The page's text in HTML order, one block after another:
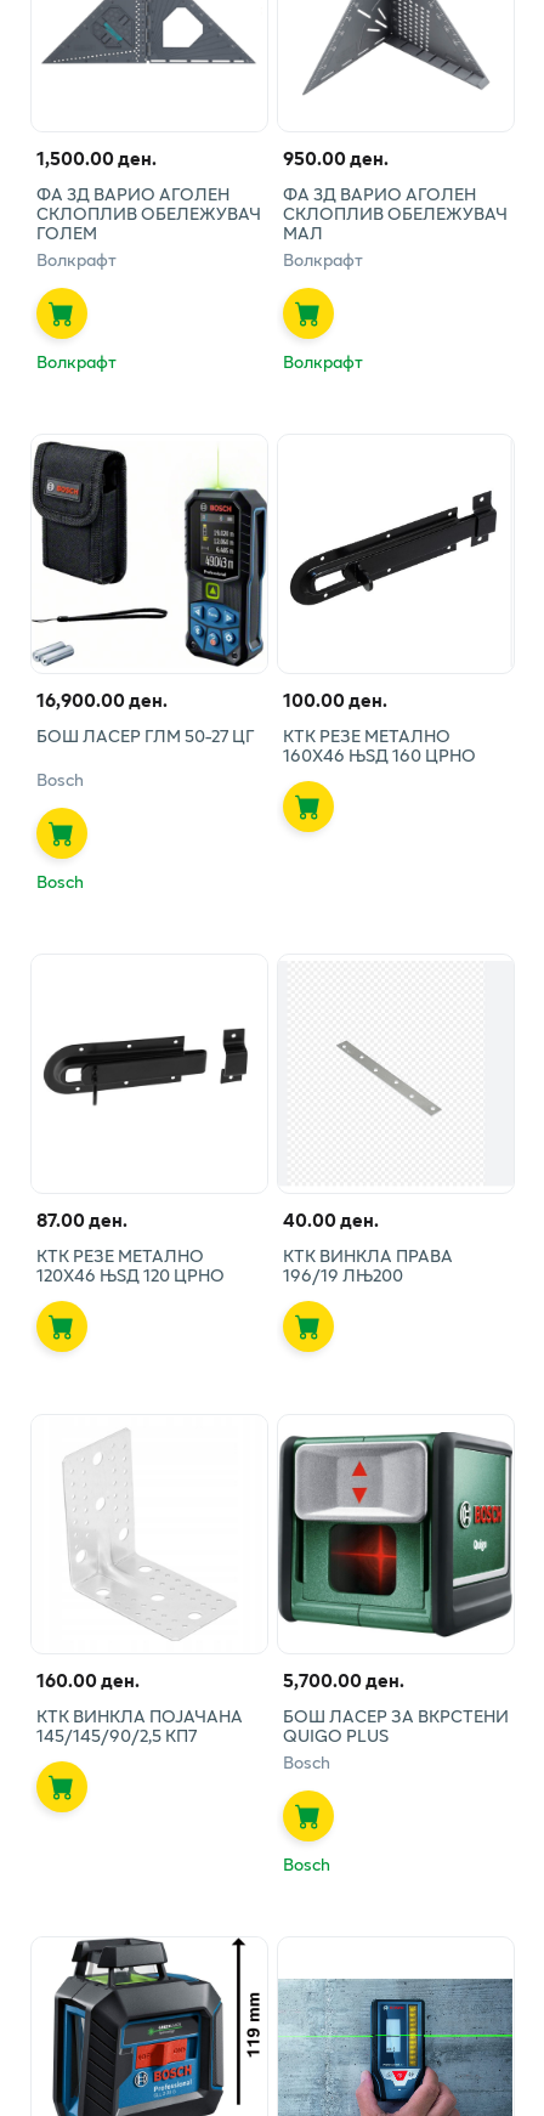
1,500.00 ден.
ФА 3Д ВАРИО АГОЛЕН
СКЛОПЛИВ ОБЕЛЕЖУВАЧ
ГОЛЕМ
Волкрафт
Волкрафт
950.00 ден.
ФА 3Д ВАРИО АГОЛЕН
СКЛОПЛИВ ОБЕЛЕЖУВАЧ
МАЛ
Волкрафт
Волкрафт
16,900.00 ден.
БОШ ЛАСЕР ГЛМ 50-27 ЦГ
Bosch
Bosch
100.00 ден.
КТК РЕЗЕ МЕТАЛНО
160Х46 ЊЅД 160 ЦРНО
87.00 ден.
КТК РЕЗЕ МЕТАЛНО
120Х46 ЊЅД 120 ЦРНО
40.00 ден.
КТК ВИНКЛА ПРАВА
196/19 ЛЊ200
160.00 ден.
КТК ВИНКЛА ПОЈАЧАНА
145/145/90/2,5 КП7
5,700.00 ден.
БОШ ЛАСЕР ЗА ВКРСТЕНИ
QUIGO PLUS
Bosch
Bosch